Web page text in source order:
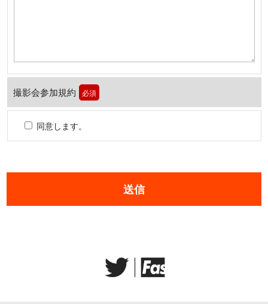
撮影会参加規約 必須
同意します。